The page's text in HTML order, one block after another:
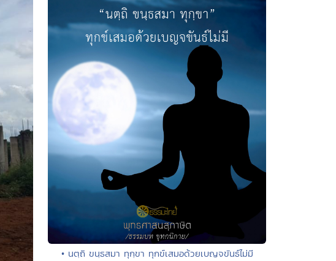
• นตฺถิ ขนฺธสมา ทุกฺขา ทุกข์เสมอด้วยเบญจขันธ์ไม่มี